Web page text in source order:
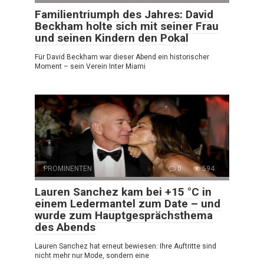
Familientriumph des Jahres: David
Beckham holte sich mit seiner Frau
und seinen Kindern den Pokal
Für David Beckham war dieser Abend ein historischer
Moment – sein Verein Inter Miami
PROMINENTEN 0 594
Lauren Sanchez kam bei +15 °C in
einem Ledermantel zum Date – und
wurde zum Hauptgesprächsthema
des Abends
Lauren Sanchez hat erneut bewiesen: Ihre Auftritte sind
nicht mehr nur Mode, sondern eine